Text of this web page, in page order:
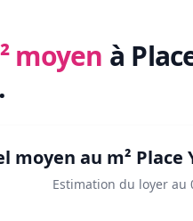
moyen à
.
moyen au m² Place
Estimation du loyer au